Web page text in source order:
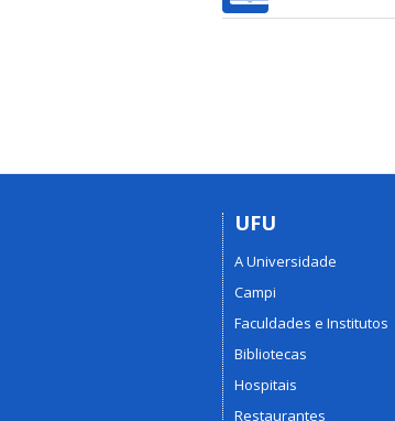
UFU
A Universidade
Campi
Faculdades e Institutos
Bibliotecas
Hospitais
Restaurantes